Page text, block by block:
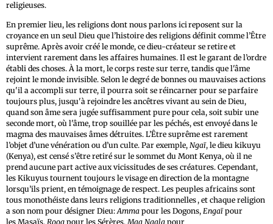
religieuses.
En premier lieu, les religions dont nous parlons icireposent sur la
croyance en un seul Dieu que l’histoire des religions définit comme l’Être
suprême. Après avoir créé le monde, ce dieu-créateur se retire et
intervient rarement dans les affaires humaines. Il est le garant de l’ordre
établi des choses. À la mort, le corps reste sur terre, tandis que l'âme
rejoint le monde invisible. Selon le degré de bonnes ou mauvaises actions
qu'il a accompli sur terre, il pourra soit se réincarner pour se parfaire
toujours plus, jusqu'à rejoindre les ancêtres vivant au sein de Dieu,
quand son âme sera jugée suffisamment pure pour cela, soit subir une
seconde mort, où l'âme, trop souillée par les péchés, est envoyé dans le
magma des mauvaises âmes détruites. L’Être suprême est rarement
l’objet d’une vénération ou d’un culte. Par exemple, Ngaï, le dieu kikuyu
(Kenya), est censé s’être retiré sur le sommet du Mont Kenya, où il ne
prend aucune part active aux vicissitudes de ses créatures. Cependant,
les Kikuyus tournent toujours le visage en direction de la montagne
lorsqu’ils prient, en témoignage de respect. Les peuples africains sont
tous monothéiste dans leurs religions traditionnelles, et chaque religion
a son nom pour désigner Dieu:Amma pour les Dogons, Engaïpour
les Masaïs, Roog pour les Sérères, Maa Ngala pour